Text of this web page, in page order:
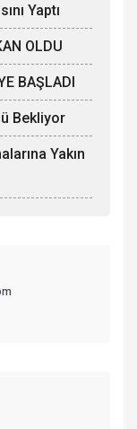
Yaptı
OLDU
BAŞLADI
Bekliyor
Yakın